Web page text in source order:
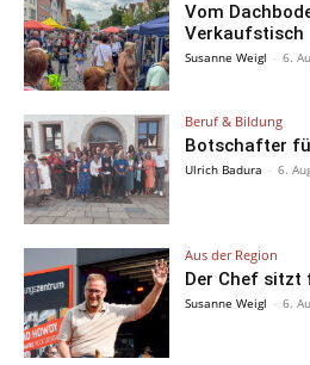
Vom
Verkaufstisch
Susanne Weigl - 6.
Beruf & Bildung
Botschafter
Ulrich Badura - 6.
Aus der Region
Der Chef
Susanne Weigl - 6.